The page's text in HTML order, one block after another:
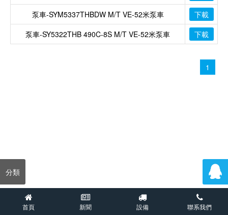
分類
泵車-SYM5337THBDW M/T VE-52米泵車
下載
泵車-SY5322THB 490C-8S M/T VE-52米泵車
下載
1
首頁 新聞 設備 聯系我們